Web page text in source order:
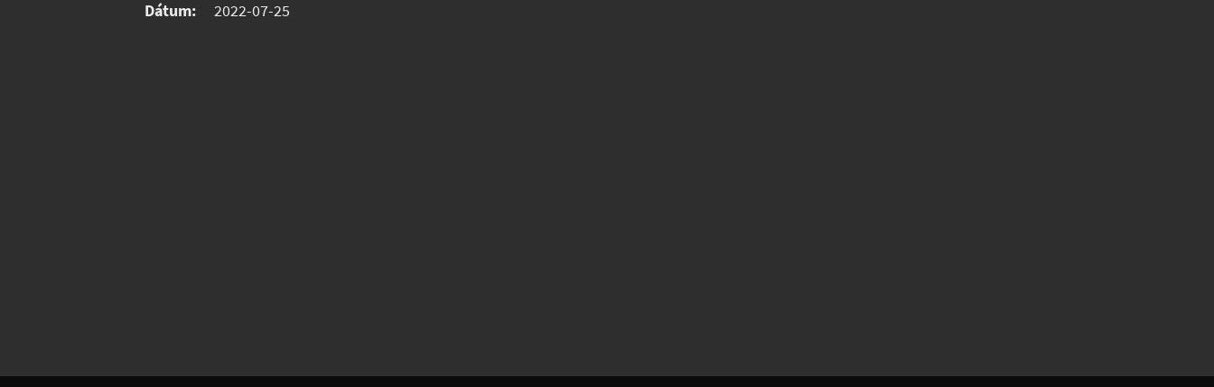
Dátum:
2022-07-25